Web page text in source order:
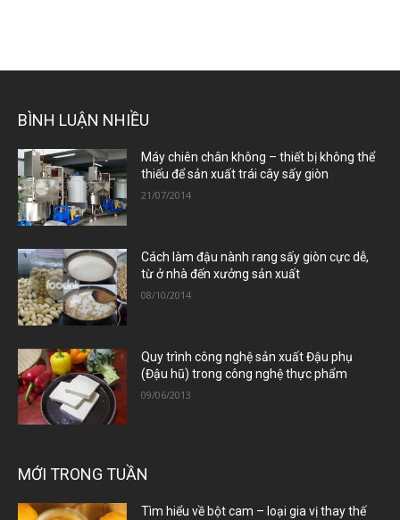
BÌNH LUẬN NHIỀU
Máy chiên chân không – thiết bị không thể
thiếu để sản xuất trái cây sấy giòn
21/07/2014
Cách làm đậu nành rang sấy giòn cực dễ,
từ ở nhà đến xưởng sản xuất
08/10/2014
Quy trình công nghệ sản xuất Đậu phụ
(Đậu hũ) trong công nghệ thực phẩm
09/06/2013
MỚI TRONG TUẦN
Tìm hiểu về bột cam – loại gia vị thay thế